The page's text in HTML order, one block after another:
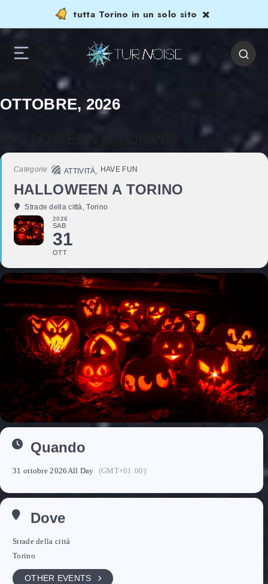
tutta Torino in un solo sito
OTTOBRE, 2026
Categorie ATTIVITÀ, HAVE FUN
HALLOWEEN A TORINO
Strade della città , Torino
2026
SAB
31
OTT
Quando
31 ottobre 2026 All Day (GMT+01:00)
Dove
Strade della città
Torino
OTHER EVENTS